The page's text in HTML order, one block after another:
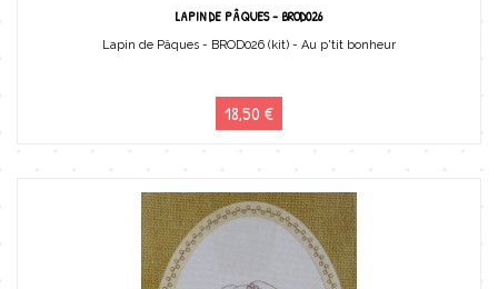
LAPIN DE PÂQUES - BROD026
Lapin de Pâques - BROD026 (kit) - Au p'tit bonheur
18,50 €